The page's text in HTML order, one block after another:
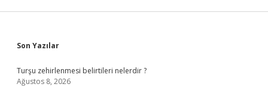
Sidebar
Son Yazılar
Turşu zehirlenmesi belirtileri nelerdir ?
Ağustos 8, 2026